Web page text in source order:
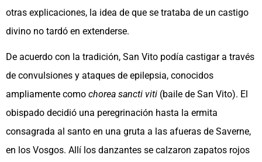
otras explicaciones, la idea de que se trataba de un castigo
divino no tardó en extenderse.
De acuerdo con la tradición, San Vito podía castigar a través
de convulsiones y ataques de epilepsia, conocidos
ampliamente como chorea sancti viti (baile de San Vito). El
obispado decidió una peregrinación hasta la ermita
consagrada al santo en una gruta a las afueras de Saverne,
en los Vosgos. Allí los danzantes se calzaron zapatos rojos